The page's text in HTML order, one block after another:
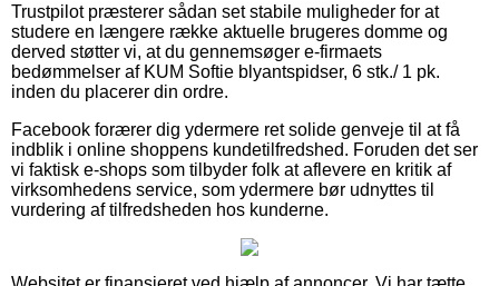
Trustpilot præsterer sådan set stabile muligheder for at
studere en længere række aktuelle brugeres domme og
derved støtter vi, at du gennemsøger e-firmaets
bedømmelser af KUM Softie blyantspidser, 6 stk./ 1 pk.
inden du placerer din ordre.
Facebook forærer dig ydermere ret solide genveje til at få
indblik i online shoppens kundetilfredshed. Foruden det ser
vi faktisk e-shops som tilbyder folk at aflevere en kritik af
virksomhedens service, som ydermere bør udnyttes til
vurdering af tilfredsheden hos kunderne.